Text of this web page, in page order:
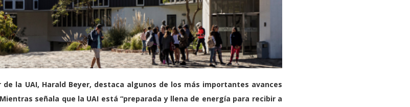
la UAI, Harald Beyer, destaca algunos de los más importantes avances
señala que la UAI está “preparada y llena de energía para recibir a